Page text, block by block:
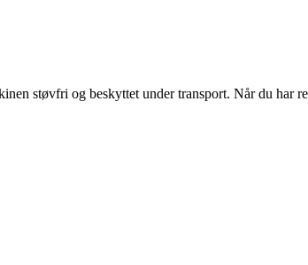
støvfri og beskyttet under transport. Når du har